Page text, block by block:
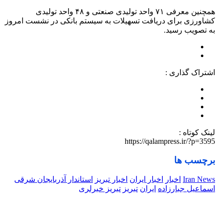
همچنین معرفی ۷۱ واحد تولیدی صنعتی و ۴۸ واحد تولیدی
کشاورزی برای دریافت تسهیلات به سیستم بانکی در نشست امروز
به تصویب رسید.
اشتراک گذاری :
لینک کوتاه :
https://qalampress.ir/?p=3595
برچسب ها
Iran News اخبار اخبار ایران اخبار تبریز
استاندار آذربایجان شرقی
اسماعیل جبارزاده ایران تبریز تبریز خبرلری